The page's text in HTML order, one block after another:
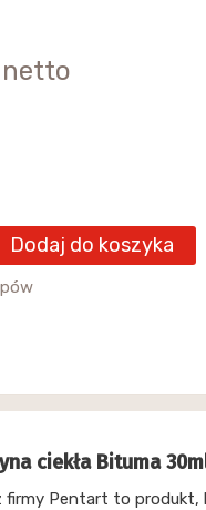
netto
Dodaj do koszyka
ciekła Bituma
firmy Pentart to produkt,